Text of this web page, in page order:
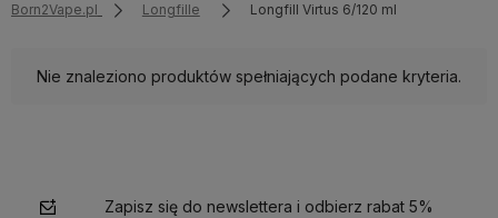
Born2Vape.pl Longfille Longfill Virtus 6/120 ml
Nie znaleziono produktów spełniających podane kryteria.
Zapisz się do newslettera i odbierz rabat 5%